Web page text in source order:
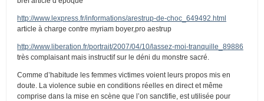
http://www.lexpress.fr/informations/arestrup-de-choc_649492.html
article à charge contre myriam boyer,pro aestrup
http://www.liberation.fr/portrait/2007/04/10/lassez-moi-tranquille_89886
très complaisant mais instructif sur le déni du monstre sacré.
Comme d’habitude les femmes victimes voient leurs propos mis en
doute. La violence subie en conditions réelles en direct et même
comprise dans la mise en scène que l’on sanctifie, est utilisée pour